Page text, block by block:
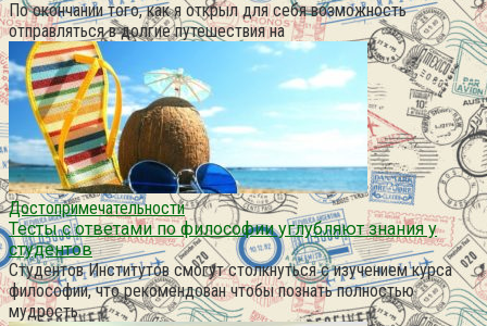
По окончании того, как я открыл для себя возможность
отправляться в долгие путешествия на
Достопримечательности
Тесты с ответами по философии углубляют знания у
студентов
Студентов Институтов смогут столкнуться с изучением курса
философии, что рекомендован чтобы познать полностью
мудрость